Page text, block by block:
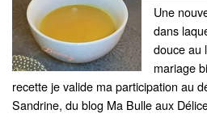
Une
dans
douce au
mariage
recette je valide ma participation au
Sandrine, du blog Ma Bulle aux